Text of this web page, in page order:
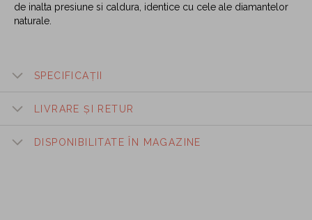
de inalta presiune si caldura, identice cu cele ale diamantelor
naturale.
SPECIFICAȚII
LIVRARE ȘI RETUR
DISPONIBILITATE ÎN MAGAZINE